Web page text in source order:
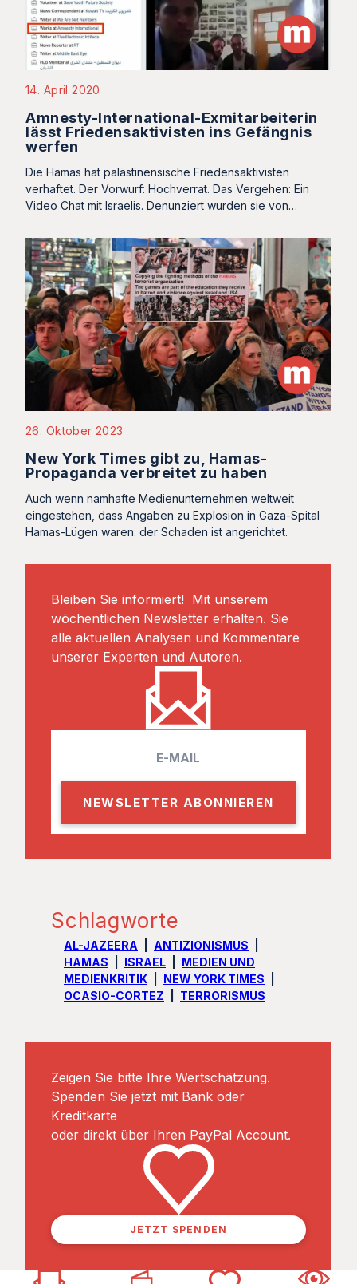
14. April 2020
Amnesty-International-Exmitarbeiterin
lässt Friedensaktivisten ins Gefängnis
werfen
Die Hamas hat palästinensische Friedensaktivisten
verhaftet. Der Vorwurf: Hochverrat. Das Vergehen: Ein
Video Chat mit Israelis. Denunziert wurden sie von…
26. Oktober 2023
New York Times gibt zu, Hamas-
Propaganda verbreitet zu haben
Auch wenn namhafte Medienunternehmen weltweit
eingestehen, dass Angaben zu Explosion in Gaza-Spital
Hamas-Lügen waren: der Schaden ist angerichtet.
Bleiben Sie informiert! Mit unserem
wöchentlichen Newsletter erhalten. Sie
alle aktuellen Analysen und Kommentare
unserer Experten und Autoren.
l
Schlagworte
AL-JAZEERA
ANTIZIONISMUS
HAMAS
ISRAEL
MEDIEN UND
MEDIENKRITIK
NEW YORK TIMES
OCASIO-CORTEZ
TERRORISMUS
Zeigen Sie bitte Ihre Wertschätzung.
Spenden Sie jetzt mit Bank oder
Kreditkarte
oder direkt über Ihren PayPal Account.
JETZT SPENDEN